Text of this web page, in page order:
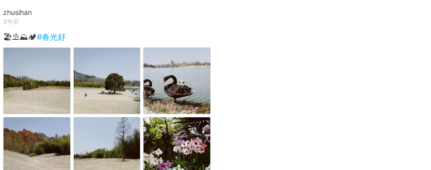
zhusihan
3年前
🏖️⛱️⛰️🏕️#春光好